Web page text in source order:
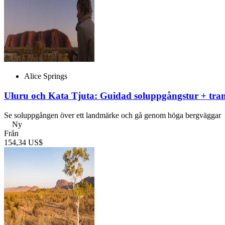
Alice Springs
Uluru och Kata Tjuta: Guidad soluppgångstur +
Se soluppgången över ett landmärke och gå genom höga bergväggar
Ny
Från
154,34 US$